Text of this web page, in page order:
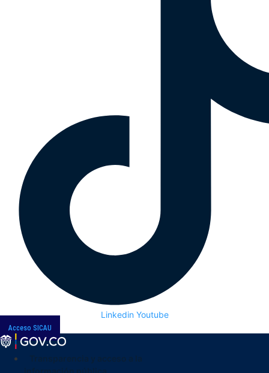
Linkedin Youtube
Acceso SICAU